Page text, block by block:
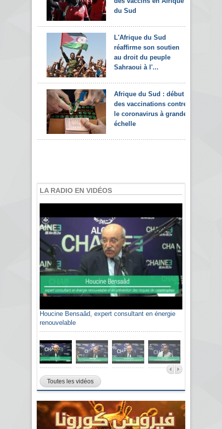
du Sud
L'Afrique du Sud
réaffirme son soutien
au droit du peuple
Sahraoui à l'...
Afrique du Sud : début
des vaccinations contre
le coronavirus à grande
échelle
LA RADIO EN VIDÉOS
Houcine Bensaâd, expert consultant en énergie
renouvelable
Toutes les vidéos